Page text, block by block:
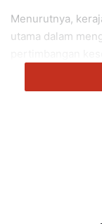
Menurutnya,
utama dalam
“Penyelesaian
“Pertimbangan
berkompromi
memberi kesan
negara,” katanya